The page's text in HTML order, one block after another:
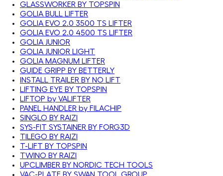
GLASSWORKER BY TOPSPIN
GOLIA BULL LIFTER
GOLIA EVO 2.0 3500 TS LIFTER
GOLIA EVO 2.0 4500 TS LIFTER
GOLIA JUNIOR
GOLIA JUNIOR LIGHT
GOLIA MAGNUM LIFTER
GUIDE GRIPP BY BETTERLY
INSTALL TRAILER BY NO LIFT
LIFTING EYE BY TOPSPIN
LIFTOP by VALIFTER
PANEL HANDLER by FILACHIP
SINGLO BY RAIZI
SYS-FIT SYSTAINER BY FORG3D
TILEGO BY RAIZI
T-LIFT BY TOPSPIN
TWINO BY RAIZI
UPCLIMBER BY NORDIC TECH TOOLS